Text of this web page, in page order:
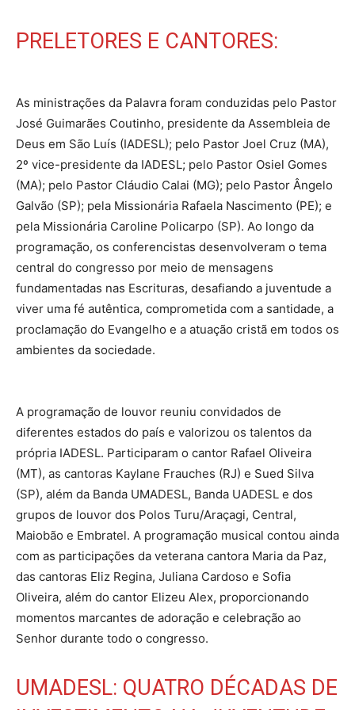
PRELETORES E CANTORES:
As ministrações da Palavra foram conduzidas pelo Pastor
José Guimarães Coutinho, presidente da Assembleia de
Deus em São Luís (IADESL); pelo Pastor Joel Cruz (MA),
2º vice-presidente da IADESL; pelo Pastor Osiel Gomes
(MA); pelo Pastor Cláudio Calai (MG); pelo Pastor Ângelo
Galvão (SP); pela Missionária Rafaela Nascimento (PE); e
pela Missionária Caroline Policarpo (SP). Ao longo da
programação, os conferencistas desenvolveram o tema
central do congresso por meio de mensagens
fundamentadas nas Escrituras, desafiando a juventude a
viver uma fé autêntica, comprometida com a santidade, a
proclamação do Evangelho e a atuação cristã em todos os
ambientes da sociedade.
A programação de louvor reuniu convidados de
diferentes estados do país e valorizou os talentos da
própria IADESL. Participaram o cantor Rafael Oliveira
(MT), as cantoras Kaylane Frauches (RJ) e Sued Silva
(SP), além da Banda UMADESL, Banda UADESL e dos
grupos de louvor dos Polos Turu/Araçagi, Central,
Maiobão e Embratel. A programação musical contou ainda
com as participações da veterana cantora Maria da Paz,
das cantoras Eliz Regina, Juliana Cardoso e Sofia
Oliveira, além do cantor Elizeu Alex, proporcionando
momentos marcantes de adoração e celebração ao
Senhor durante todo o congresso.
UMADESL: QUATRO DÉCADAS DE